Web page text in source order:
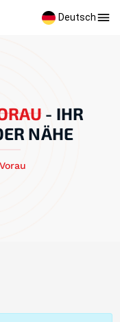
Deutsch
- IHR
NÄHE
Vorau